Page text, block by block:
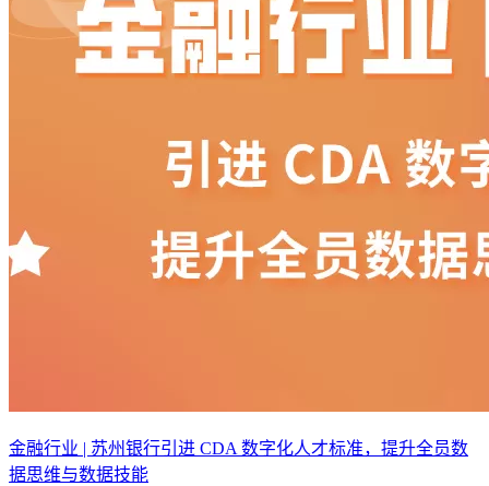
金融行业 | 苏州银行引进 CDA 数字化人才标准，提升全员数
据思维与数据技能